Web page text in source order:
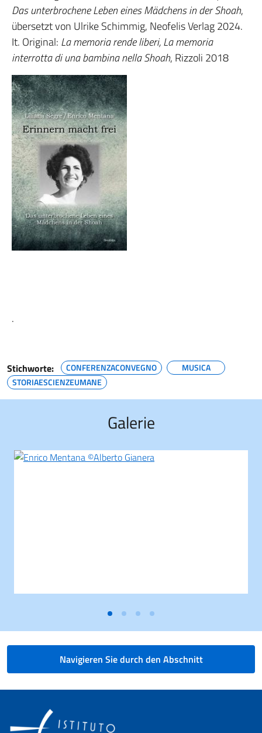
Das unterbrochene Leben eines Mädchens in der Shoah,
übersetzt von Ulrike Schimmig, Neofelis Verlag 2024.
It. Original: La memoria rende liberi, La memoria
interrotta di una bambina nella Shoah, Rizzoli 2018
.
Stichworte: CONFERENZACONVEGNO
MUSICA
STORIAESCIENZEUMANE
Galerie
Navigieren Sie durch den Abschnitt